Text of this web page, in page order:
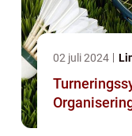
02 juli 2024